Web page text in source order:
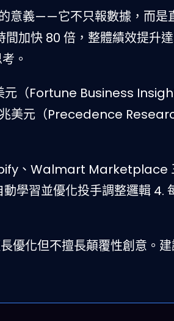
意義——它不只報數據，而是
加快 80 倍，整體績效提升達
。
元（Fortune Business
美元（Precedence
、Walmart Marketplace
學習並優化投手調整邏輯 4.
優化但不擅長顛覆性創意。